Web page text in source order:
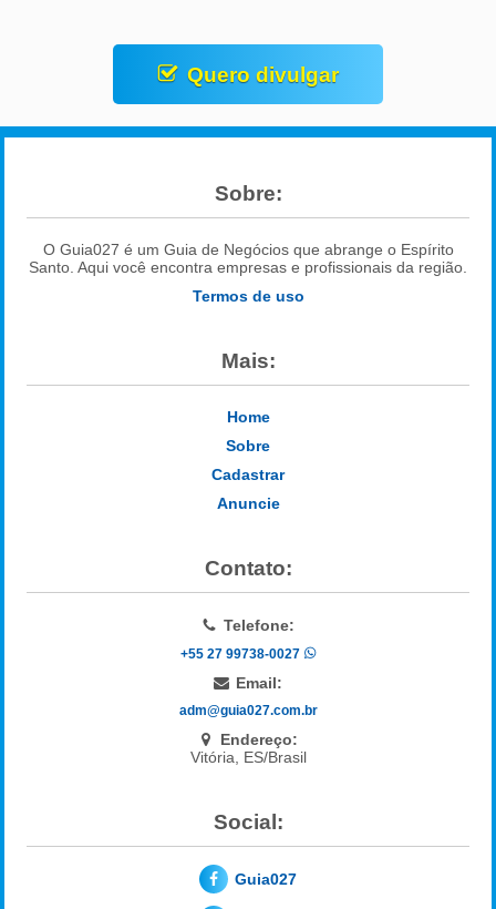
Quero divulgar
Sobre:
O Guia027 é um Guia de Negócios que abrange o Espírito
Santo. Aqui você encontra empresas e profissionais da região.
Termos de uso
Mais:
Home
Sobre
Cadastrar
Anuncie
Contato:
Telefone:
+55 27 99738-0027
Email:
adm@guia027.com.br
Endereço:
Vitória, ES/Brasil
Social:
Guia027